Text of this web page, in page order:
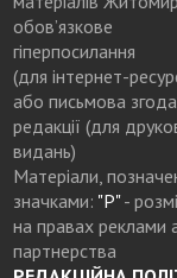
обов’язкове
гіперпосилання
(для інтернет-
або письмова згода
редакції (для
видань)
Матеріали,
значками: "Р"-
на правах реклами
партнерства